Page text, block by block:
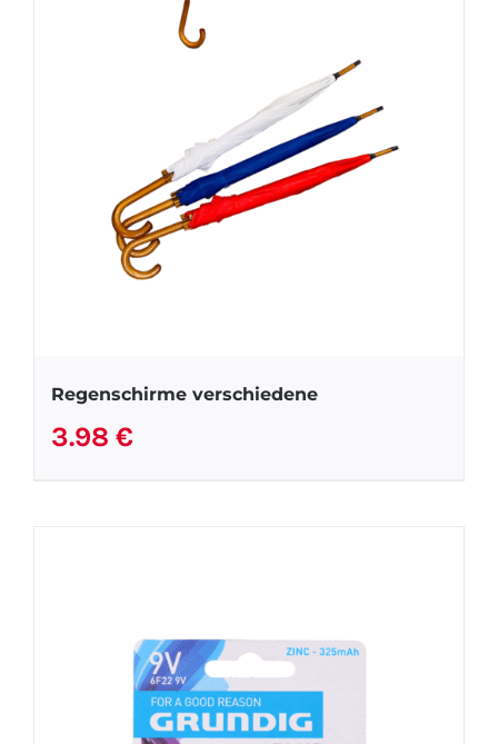
Regenschirme verschiedene
3.98 €